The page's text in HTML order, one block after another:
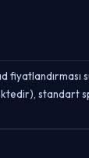
standart